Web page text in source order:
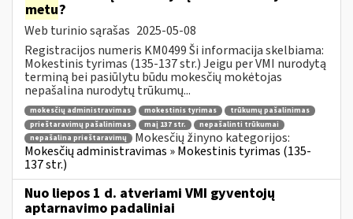
metu?
Web turinio sąrašas 2025-05-08
Registracijos numeris KM0499 Ši informacija skelbiama:
Mokestinis tyrimas (135-137 str.) Jeigu per VMI nurodytą
terminą bei pasiūlytu būdu mokesčių mokėtojas
nepašalina nurodytų trūkumų...
mokesčių administravimas mokestinis tyrimas
trūkumų pašalinimas
prieštaravimų pašalinimas
maį 137 str.
nepašalinti trūkumai
nepašalina prieštaravimų
Mokesčių žinyno kategorijos:
Mokesčių administravimas » Mokestinis tyrimas (135-
137 str.)
Nuo liepos 1 d. atveriami VMI gyventojų
aptarnavimo padaliniai